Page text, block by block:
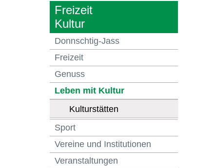
Freizeit
Kultur
Donnschtig-Jass
Freizeit
Genuss
Leben mit Kultur
Kulturstätten
Sport
Vereine und Institutionen
Veranstaltungen